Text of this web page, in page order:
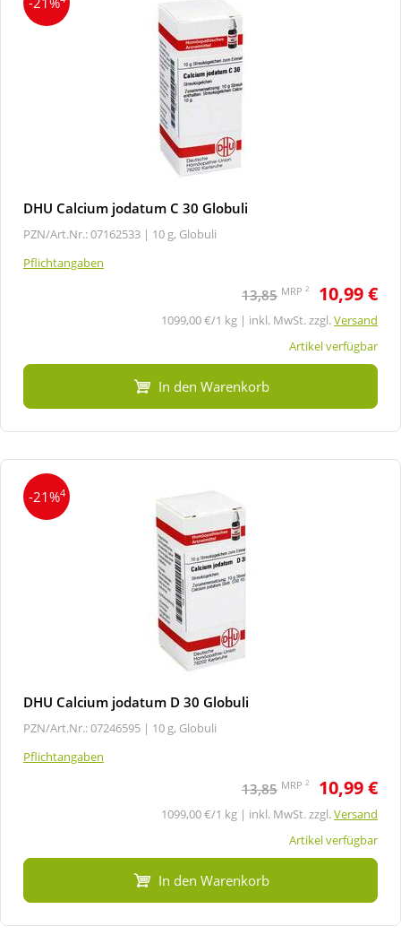
DHU Calcium jodatum C 30 Globuli
PZN/Art.Nr.: 07162533 | 10 g, Globuli
Pflichtangaben
13,85 MRP 2 10,99 €
1099,00 €/1 kg | inkl. MwSt. zzgl.Versand
Artikel verfügbar
In den Warenkorb
-21%4
DHU Calcium jodatum D 30 Globuli
PZN/Art.Nr.: 07246595 | 10 g, Globuli
Pflichtangaben
13,85 MRP 2 10,99 €
1099,00 €/1 kg | inkl. MwSt. zzgl.Versand
Artikel verfügbar
In den Warenkorb